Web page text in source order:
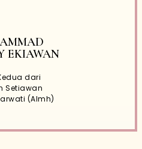
EKIAWAN
dari
Setiawan
(Almh)